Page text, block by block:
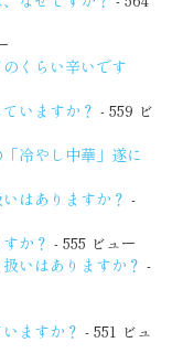
くらい辛いです
いますか？ - 559 ビ
冷やし中華」遂に
はありますか？ -
か？ - 555 ビュー
いはありますか？ -
ますか？ - 551 ビュ